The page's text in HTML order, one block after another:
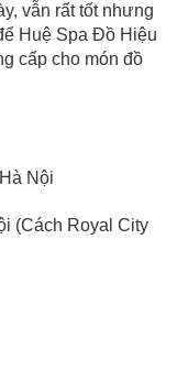
vẫn rất tốt nhưng
Huệ Spa Đồ Hiệu
cấp cho món đồ
Nội
(Cách Royal City